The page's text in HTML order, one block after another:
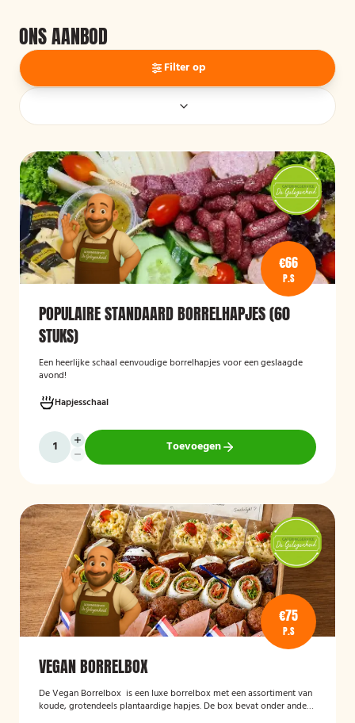
ONS AANBOD
Filter op
€66
P.S
POPULAIRE STANDAARD BORRELHAPJES (60
STUKS)
Een heerlijke schaal eenvoudige borrelhapjes voor een geslaagde
avond!
Hapjesschaal
Toevoegen
€75
P.S
VEGAN BORRELBOX
DeVegan Borrelbox is een luxe borrelbox met een assortiment van
koude, grotendeels plantaardige hapjes. De box bevat onder andere